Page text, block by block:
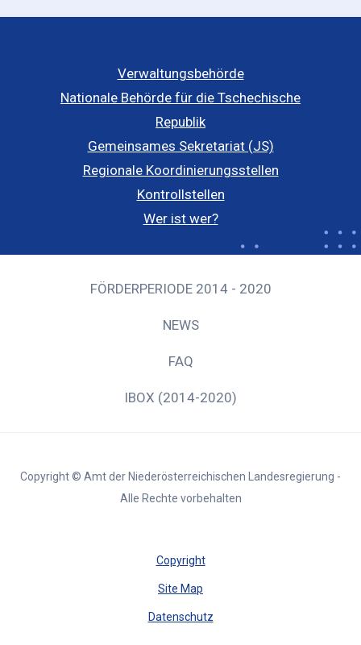
Verwaltungsbehörde
Nationale Behörde für die Tschechische
Republik
Gemeinsames Sekretariat (JS)
Regionale Koordinierungsstellen
Kontrollstellen
Wer ist wer?
FÖRDERPERIODE 2014 - 2020
NEWS
FAQ
IBOX (2014-2020)
Copyright © Amt der Niederösterreichischen Landesregierung -
Alle Rechte vorbehalten
Copyright
Site Map
Datenschutz